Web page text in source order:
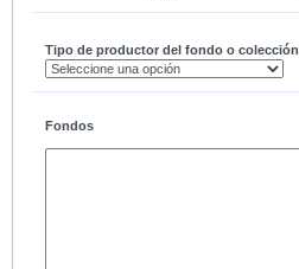
Tipo de productor del fondo o colección
Fondos